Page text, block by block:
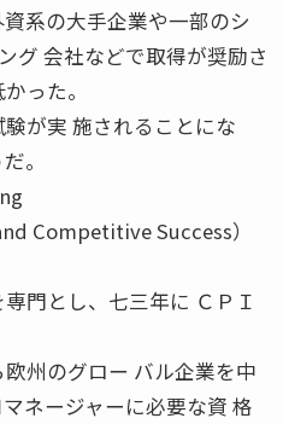
系の大手企業や一部のシ
グ 会社などで取得が奨励さ
った。
が実 施されることにな
。
Competitive Success）
門とし、七三年に ＣＰＩ
州のグロー バル企業を中
ネージャーに必要な資 格